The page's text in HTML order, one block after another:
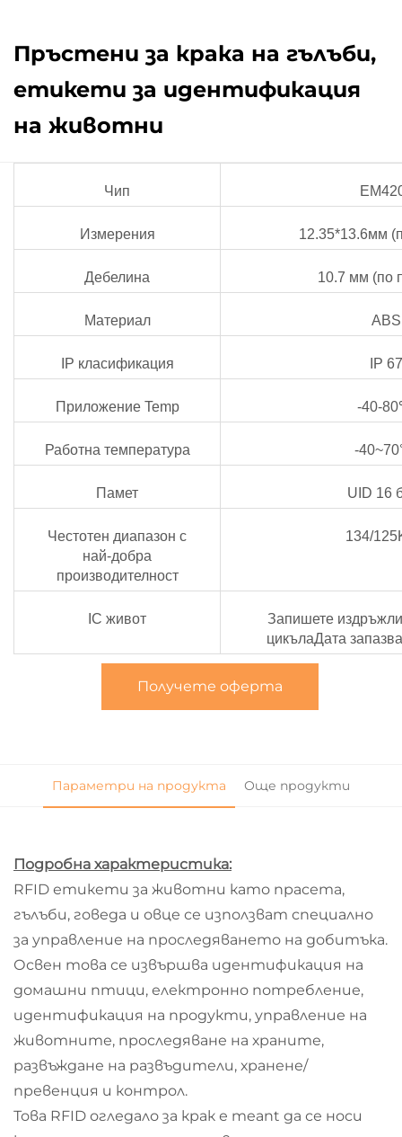
Пръстени за крака на гълъби,
етикети за идентификация
на животни
Чип
Измерения 12.35*13.6мм
Дебелина 10.7 мм (по
Материал ABS
IP класификация IP 67
Приложение Temp -40-
Работна температура -
Памет UID 16
Честотен диапазон с
най-добра
производителност
134/
IC живот
Запишете
цикълаДата
Получете оферта
Параметри на продукта Още продукти
Подробна характеристика:
RFID етикети за животни като прасета,
гълъби, говеда и овце се използват специално
за управление на проследяването на добитъка.
Освен това се извършва идентификация на
домашни птици, електронно потребление,
идентификация на продукти, управление на
животните, проследяване на храните,
развъждане на развъдители, хранене/
превенция и контрол.
Това RFID огледало за крак е meant да се носи